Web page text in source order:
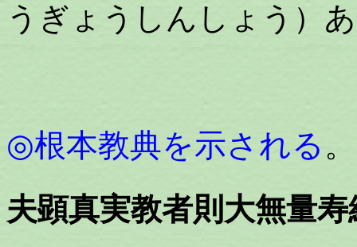
うぎょうしんしょう）
◎根本教典を示される 。
夫顕真実教者則大無量寿